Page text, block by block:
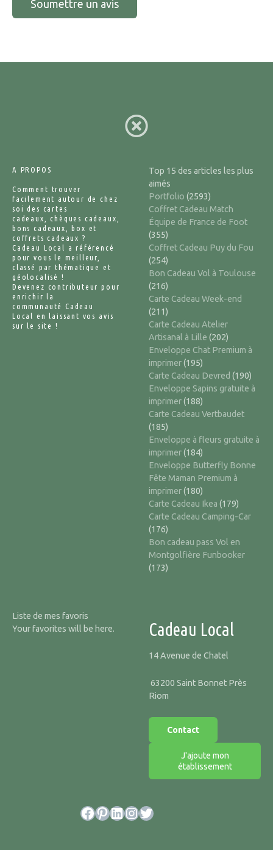
A PROPOS
Comment trouver
facilement autour de chez
soi des cartes
cadeaux, chèques cadeaux,
bons cadeaux, box et
coffrets cadeaux ?
Cadeau Local a référencé
pour vous le meilleur,
classé par thématique et
géolocalisé !
Devenez contributeur pour
enrichir la
communauté Cadeau
Local en laissant vos avis
sur le site !
Top 15 des articles les plus
aimés
Portfolio (2593)
Coffret Cadeau Match
Équipe de France de Foot
(355)
Coffret Cadeau Puy du Fou
(254)
Bon Cadeau Vol à Toulouse
(216)
Carte Cadeau Week-end
(211)
Carte Cadeau Atelier
Artisanal à Lille (202)
Enveloppe Chat Premium à
imprimer(195)
Carte Cadeau Devred (190)
Enveloppe Sapins gratuite à
imprimer(188)
Carte Cadeau Vertbaudet
(185)
Enveloppe à fleurs gratuite à
imprimer(184)
Enveloppe Butterfly Bonne
Fête Maman Premium à
imprimer(180)
Carte Cadeau Ikea (179)
Carte Cadeau Camping-Car
(176)
Bon cadeau pass Vol en
Montgolfière Funbooker
(173)
Liste de mes favoris
Your favorites will be here.
Cadeau Local
14 Avenue de Chatel
63200 Saint Bonnet Près
Riom
Contact
J'ajoute mon
établissement
Facebook Pinterest LinkedIn InstagramTwitter